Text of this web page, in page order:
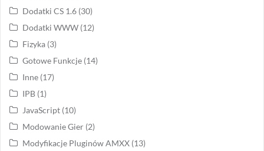
Dodatki CS 1.6 (30)
Dodatki WWW (12)
Fizyka (3)
Gotowe Funkcje (14)
Inne (17)
IPB (1)
JavaScript (10)
Modowanie Gier (2)
Modyfikacje Pluginów AMXX (13)